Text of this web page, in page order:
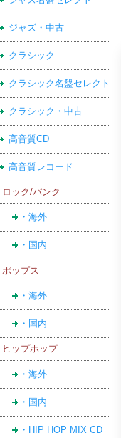
ジャズ・中古
クラシック
クラシック名盤セレクト
クラシック・中古
高音質CD
高音質レコード
ロック/パンク
・海外
・国内
ポップス
・海外
・国内
ヒップホップ
・海外
・国内
・HIP HOP MIX CD